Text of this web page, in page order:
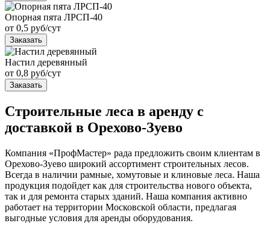
Опорная пята ЛРСП-40
от 0,5 руб/сут
Заказать
Настил деревянный
от 0,8 руб/сут
Заказать
Строительные леса в аренду с
доставкой в Орехово-Зуево
Компания «ПрофМастер» рада предложить своим клиентам в
Орехово-Зуево широкий ассортимент строительных лесов.
Всегда в наличии рамные, хомутовые и клиновые леса. Наша
продукция подойдет как для строительства нового объекта,
так и для ремонта старых зданий. Наша компания активно
работает на территории Московской области, предлагая
выгодные условия для аренды оборудования.